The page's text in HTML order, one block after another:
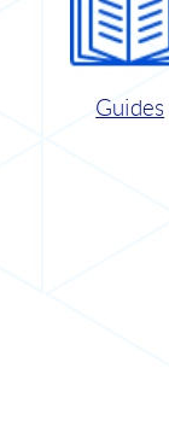
Guides